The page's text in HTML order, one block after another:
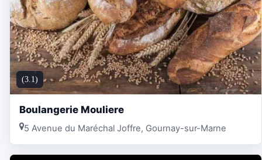
(3.1)
Boulangerie Mouliere
5 Avenue du Maréchal Joffre, Gournay-sur-Marne